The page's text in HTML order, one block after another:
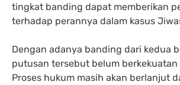
tingkat banding dapat memberikan
terhadap perannya dalam kasus
Dengan adanya banding dari kedua
putusan tersebut belum
Proses hukum masih akan berlanjut